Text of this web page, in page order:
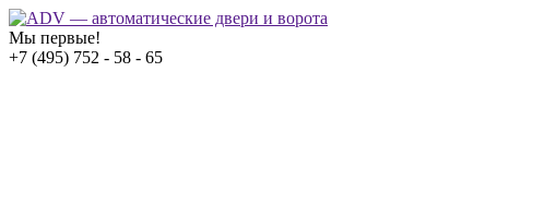
Мы первые!
+7 (495) 752 - 58 - 65